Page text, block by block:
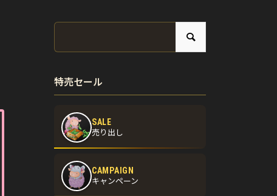
特売セール
SALE
売り出し
CAMPAIGN
キャンペーン